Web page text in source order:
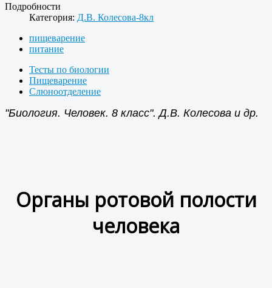
Подробности
Категория: Д.В. Колесова-8кл
пищеварение
питание
Тесты по биологии
Пищеварение
Слюноотделение
"Биология. Человек. 8 класс". Д.В. Колесова и др.
Органы ротовой полости
человека